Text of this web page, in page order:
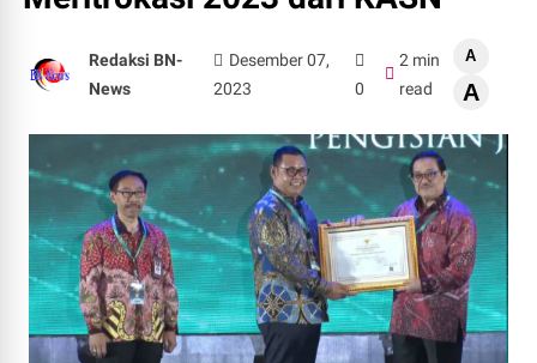
Redaksi BN-
News
Desember 07,
2023
0
2 min
read
A
A